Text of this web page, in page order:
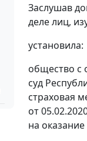
Заслушав
деле лиц,
установила:
общество с
суд
страховая
от
на